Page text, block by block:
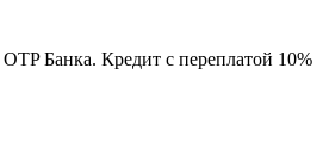
Банка. Кредит с переплатой 10%